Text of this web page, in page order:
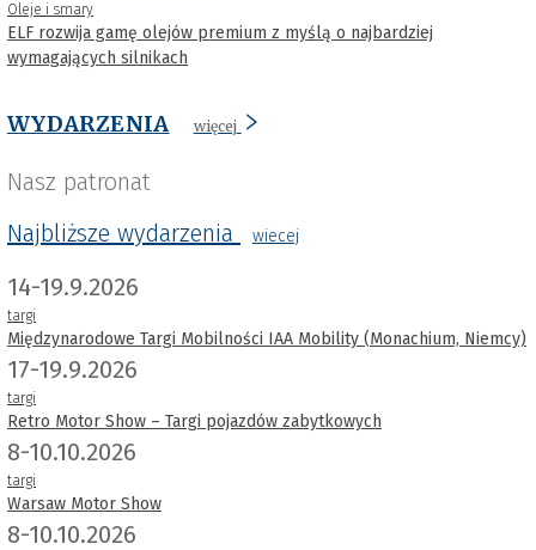
Oleje i smary
ELF rozwija gamę olejów premium z myślą o najbardziej
wymagających silnikach
WYDARZENIA więcej
Nasz patronat
Najbliższe wydarzenia
wiecej
14-19.9.2026
targi
Międzynarodowe Targi Mobilności IAA Mobility (Monachium, Niemcy)
17-19.9.2026
targi
Retro Motor Show – Targi pojazdów zabytkowych
8-10.10.2026
targi
Warsaw Motor Show
8-10.10.2026